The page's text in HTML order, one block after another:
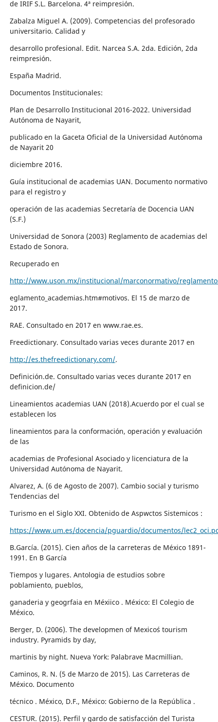
de IRIF S.L. Barcelona. 4ª reimpresión.
Zabalza Miguel A. (2009). Competencias del profesorado
universitario. Calidad y
desarrollo profesional. Edit. Narcea S.A. 2da. Edición, 2da
reimpresión.
España Madrid.
Documentos Institucionales:
Plan de Desarrollo Institucional 2016-2022. Universidad
Autónoma de Nayarit,
publicado en la Gaceta Oficial de la Universidad Autónoma
de Nayarit 20
diciembre 2016.
Guía institucional de academias UAN. Documento normativo
para el registro y
operación de las academias Secretaría de Docencia UAN
(S.F.)
Universidad de Sonora (2003) Reglamento de academias del
Estado de Sonora.
Recuperado en
http://www.uson.mx/institucional/marconormativo/
eglamento_academias.htm#motivos. El 15 de marzo de
2017.
RAE. Consultado en 2017 en www.rae.es.
Freedictionary. Consultado varias veces durante 2017 en
http://es.thefreedictionary.com/.
Definición.de. Consultado varias veces durante 2017 en
definicion.de/
Lineamientos academias UAN (2018).Acuerdo por el cual se
establecen los
lineamientos para la conformación, operación y evaluación
de las
academias de Profesional Asociado y licenciatura de la
Universidad Autónoma de Nayarit.
Alvarez, A. (6 de Agosto de 2007). Cambio social y turismo
Tendencias del
Turismo en el Siglo XXI. Obtenido de Aspwctos Sistemicos :
https://www.um.es/docencia/pguardio/documentos/
B.García. (2015). Cien años de la carreteras de México 1891-
1991. En B García
Tiempos y lugares. Antologia de estudios sobre
poblamiento, pueblos,
ganaderia y geogrfaia en Méxiico . México: El Colegio de
México.
Berger, D. (2006). The developmen of Mexico´s tourism
industry. Pyramids by day,
martinis by night. Nueva York: Palabrave Macmillian.
Caminos, R. N. (5 de Marzo de 2015). Las Carreteras de
México. Documento
técnico . México, D.F., México: Gobierno de la República .
CESTUR. (2015). Perfil y gardo de satisfacción del Turista